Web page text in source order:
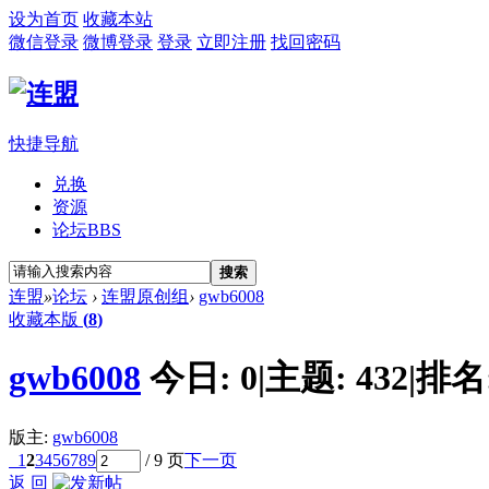
设为首页 收藏本站
微信登录 微博登录 登录 立即注册 找回密码
快捷导航
兑换
资源
论坛BBS
搜索
连盟»论坛 › 连盟原创组 › gwb6008
收藏本版 (8)
gwb6008 今日: 0|主题: 432|排
版主: gwb6008
123456789 / 9 页下一页
返 回